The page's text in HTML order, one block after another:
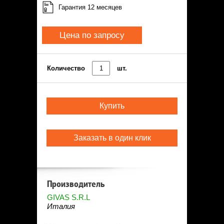
Гарантия 12 месяцев
Цена по запросу
Количество шт.
Купить
Заказать в один клик
Производитель
GIVAS S.R.L
Италия